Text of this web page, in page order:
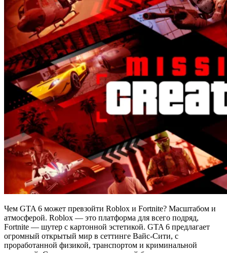
Чем GTA 6 может превзойти Roblox и Fortnite? Масштабом и
атмосферой. Roblox — это платформа для всего подряд,
Fortnite — шутер с картонной эстетикой. GTA 6 предлагает
огромный открытый мир в сеттинге Вайс-Сити, с
проработанной физикой, транспортом и криминальной